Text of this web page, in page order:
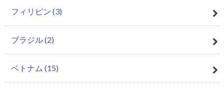
フィリピン (3)
ブラジル(2)
ベトナム (15)